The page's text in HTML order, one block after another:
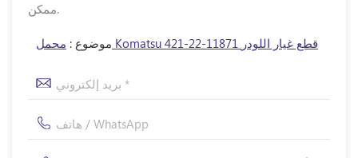
ممكن.
موضوع : محمل Komatsu 421-22-11871 قطع غيار اللودر